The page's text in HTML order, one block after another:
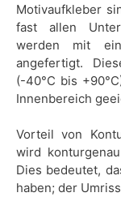
Motivaufkleber
fast allen
werden mit
angefertigt.
(-40°C bis
Innenbereich
Vorteil von
wird
Dies bedeutet,
haben; der